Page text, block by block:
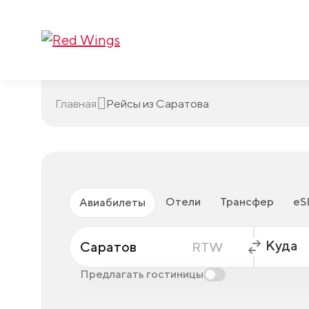
Главная Рейсы из Саратова
Авиабилеты Отели Трансфер
Саратов RTW
Предлагать гостиницы